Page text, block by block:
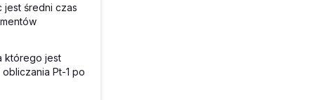
jest średni czas
którego jest
Pt-1 po